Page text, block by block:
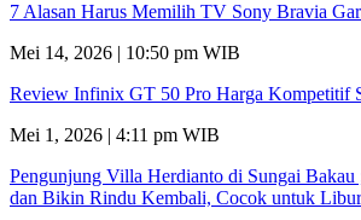
7 Alasan Harus Memilih TV Sony Bravia
Mei 14, 2026 | 10:50 pm WIB
Review Infinix GT 50 Pro Harga Kompetitif
Mei 1, 2026 | 4:11 pm WIB
Pengunjung Villa Herdianto di Sungai Bakau
dan Bikin Rindu Kembali, Cocok untuk